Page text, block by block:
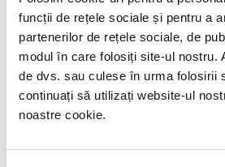
funcții de rețele sociale și pentru a
partenerilor de rețele sociale, de
modul în care folosiți site-ul nostru.
de dvs. sau culese în urma folosirii
continuați să utilizați website-ul
noastre cookie.